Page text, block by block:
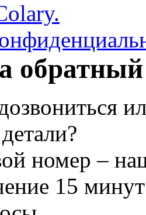
номер –
15